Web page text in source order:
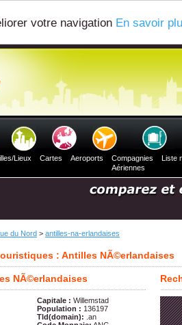
votre navigation En savoir
Lieux Cartes Aeroports
Compagnies
Aériennes
Liste
du Nord > antilles-na-erlandaises
: Antilles NÃ©erlandaises
NÃ©erlandaises
Capitale : Willemstad
Population : 136197
Tld(domain): .an